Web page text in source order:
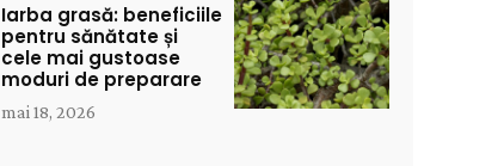
Iarba grasă: beneficiile
pentru sănătate și
cele mai gustoase
moduri de preparare
mai 18, 2026